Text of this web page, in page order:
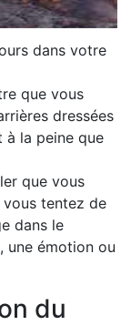
dans votre
que vous
dressées
la peine que
que vous
tentez de
dans le
une émotion ou
du